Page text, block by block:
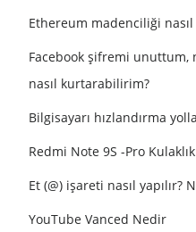
Ethereum madenciliği nasıl
Facebook şifremi unuttum,
nasıl kurtarabilirim?
Bilgisayarı hızlandırma
Redmi Note 9S -Pro
Et (@) işareti nasıl yapılır?
YouTube Vanced Nedir